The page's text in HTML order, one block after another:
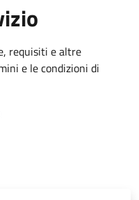
requisiti e altre
e le condizioni di